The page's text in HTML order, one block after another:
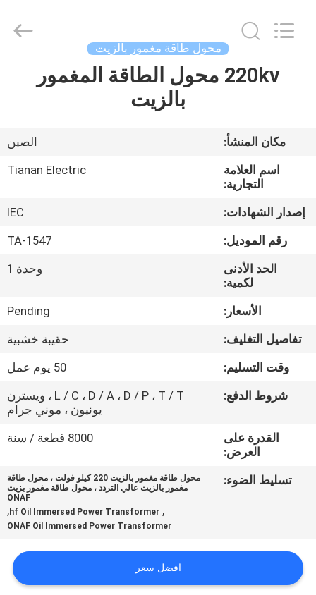
الصفحة
منتجات
الواقع
الافتراضي
معلومات
جولة
المعمل
مراقبة
الجودة
أخبار
(Group)
Co.,Ltd..
محول طاقة مغمور بالزيت
220kv محول الطاقة المغمور
بالزيت
مكان المنشأ:
الصين
اسم العلامة
التجارية:
Tianan Electric
إصدار الشهادات:
IEC
رقم الموديل:
TA-1547
الحد الأدنى
لكمية:
وحدة 1
الأسعار:
Pending
تفاصيل التغليف:
حقيبة خشبية
وقت التسليم:
50 يوم عمل
شروط الدفع:
L / C ، D / A ، D / P ، T / T ، ويسترن
يونيون ، موني جرام
القدرة على
العرض:
8000 قطعة / سنة
تسليط الضوء:
محول طاقة مغمور بالزيت 220 كيلو فولت ، محول طاقة
مغمور بالزيت عالي التردد ، محول طاقة مغمور بزيت
ONAF
,
hf Oil Immersed Power Transformer
,
ONAF Oil Immersed Power Transformer
افضل سعر